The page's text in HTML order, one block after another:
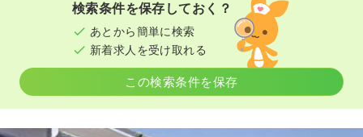
検索条件を保存しておく？
あとから簡単に検索
新着求人を受け取れる
この検索条件を保存